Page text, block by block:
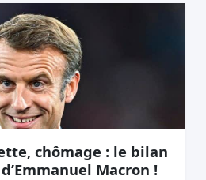
chômage : le bilan
Macron !